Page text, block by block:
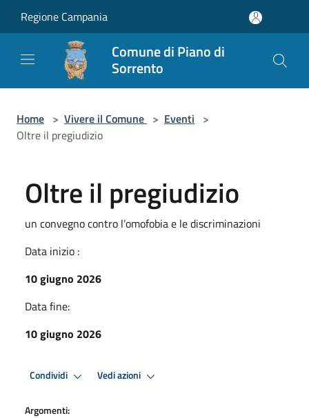
Regione Campania
Comune di Piano di
Sorrento
Home > Vivere il Comune > Eventi >
Oltre il pregiudizio
Oltre il pregiudizio
un convegno contro l’omofobia e le discriminazioni
Data inizio :
10 giugno 2026
Data fine:
10 giugno 2026
Condividi Vedi azioni
Argomenti: